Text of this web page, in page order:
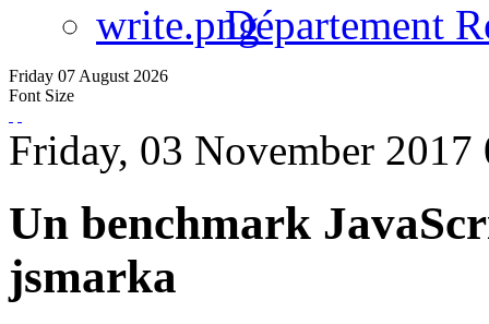
Département
Friday 07 August 2026
Font Size
Friday, 03 November 2017
Un benchmark
jsmarka